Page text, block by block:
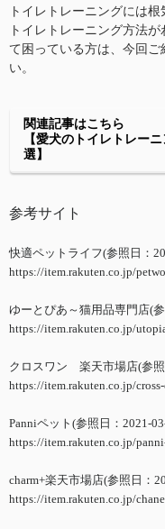
トイレトレーニングには根
トイレトレーニング方法
て困っている方は、今回
い。
関連記事はこちら
【愛犬のトイレトレー
選】
参考サイト
快適ペットライフ(参照日：
https://item.rakuten.co.jp/
ゆーとぴあ～猫用品専門店(
https://item.rakuten.co.jp/
クロスワン 楽天市場店(参照
https://item.rakuten.co.jp/
Panniペット(参照日：2021-
https://item.rakuten.co.jp/
charm+楽天市場店(参照日：
https://item.rakuten.co.jp/